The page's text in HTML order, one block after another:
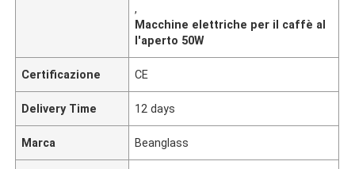
,
Macchine elettriche per il caffè al
l'aperto 50W
Certificazione CE
Delivery Time 12 days
Marca Beanglass